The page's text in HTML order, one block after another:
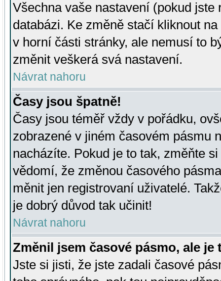
Všechna vaše nastavení (pokud
databázi. Ke změně stačí kliknout
v horní části stránky, ale nemusí to
změnit veškerá svá nastavení.
Návrat nahoru
Časy jsou špatně!
Časy jsou téměř vždy v pořádku,
zobrazené v jiném časovém pásmu
nacházíte. Pokud je to tak, změňte
vědomí, že změnou časového
měnit jen registrovaní uživatelé.
je dobrý důvod tak učinit!
Návrat nahoru
Změnil jsem časové pásmo, ale je
Jste si jisti, že jste zadali časové